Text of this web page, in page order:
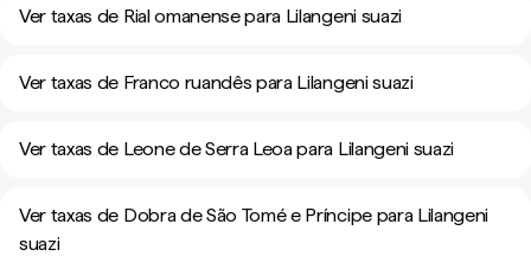
Ver taxas de Rial omanense para Lilangeni suazi
Ver taxas de Franco ruandês para Lilangeni suazi
Ver taxas de Leone de Serra Leoa para Lilangeni suazi
Ver taxas de Dobra de São Tomé e Príncipe para Lilangeni
suazi